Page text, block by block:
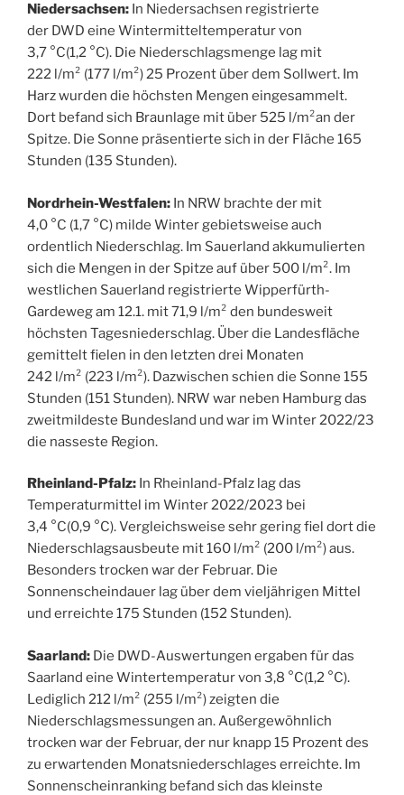
Niedersachsen: In Niedersachsen registrierte
der DWD eine Wintermitteltemperatur von
3,7 °C(1,2 °C). Die Niederschlagsmenge lag mit
222 l/m² (177 l/m²) 25 Prozent über dem Sollwert. Im
Harz wurden die höchsten Mengen eingesammelt.
Dort befand sich Braunlage mit über 525 l/m²an der
Spitze. Die Sonne präsentierte sich in der Fläche 165
Stunden (135 Stunden).
Nordrhein-Westfalen: In NRW brachte der mit
4,0 °C (1,7 °C) milde Winter gebietsweise auch
ordentlich Niederschlag. Im Sauerland akkumulierten
sich die Mengen in der Spitze auf über 500 l/m². Im
westlichen Sauerland registrierte Wipperfürth-
Gardeweg am 12.1. mit 71,9 l/m² den bundesweit
höchsten Tagesniederschlag. Über die Landesfläche
gemittelt fielen in den letzten drei Monaten
242 l/m² (223 l/m²). Dazwischen schien die Sonne 155
Stunden (151 Stunden). NRW war neben Hamburg das
zweitmildeste Bundesland und war im Winter 2022/23
die nasseste Region.
Rheinland-Pfalz: In Rheinland-Pfalz lag das
Temperaturmittel im Winter 2022/2023 bei
3,4 °C(0,9 °C). Vergleichsweise sehr gering fiel dort die
Niederschlagsausbeute mit 160 l/m² (200 l/m²) aus.
Besonders trocken war der Februar. Die
Sonnenscheindauer lag über dem vieljährigen Mittel
und erreichte 175 Stunden (152 Stunden).
Saarland: Die DWD-Auswertungen ergaben für das
Saarland eine Wintertemperatur von 3,8 °C(1,2 °C).
Lediglich 212 l/m² (255 l/m²) zeigten die
Niederschlagsmessungen an. Außergewöhnlich
trocken war der Februar, der nur knapp 15 Prozent des
zu erwartenden Monatsniederschlages erreichte. Im
Sonnenscheinranking befand sich das kleinste